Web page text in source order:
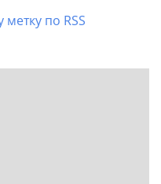
метку по RSS